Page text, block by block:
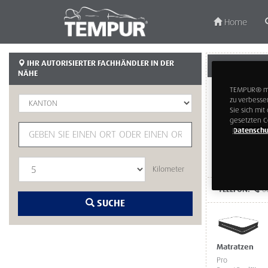
Home
IHR AUTORISIERTER FACHHÄNDLER IN DER
NÄHE
Kilometer
SUCHE
TELEFON:
Matratzen
Pro
TEMPUR®
zu
Sie sich mit
gesetzten